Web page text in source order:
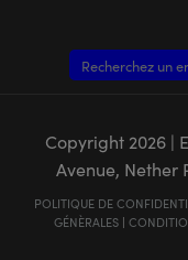
Recherchez un
Copyright 2026|
Avenue, Nether
POLITIQUE DE
GÉNÈRALES|